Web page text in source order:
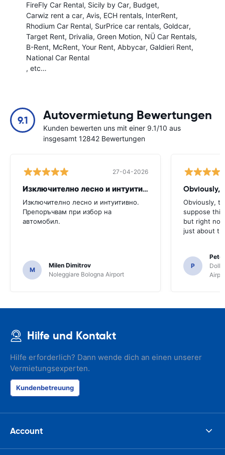
FireFly Car Rental Sicily by Car Budget
Carwiz rent a car Avis ECH rentals InterRent
Rhodium Car Rental SurPrice car rentals Goldcar
Target Rent Drivalia Green Motion NÜ Car Rentals
B-Rent McRent Your Rent Abbycar Galdieri Rent
National Car Rental
, etc…
9.1 Autovermietung Bewertungen
Kunden bewerten uns mit einer 9.1/10 aus
insgesamt 12842 Bewertungen
27-04-2026
Изключително лесно и интуитивно. Препоръчвам
Изключително лесно и интуитивно.
Препоръчвам при избор на
автомобил.
M
Milen Dimitrov
Noleggiare Bologna Airport
Obviously,
Obviously,
suppose
but right
just about
P
Hilfe und Kontakt
Hilfe erforderlich? Dann wende dich an einen unserer
Vermietungsexperten.
Kundenbetreuung
Account